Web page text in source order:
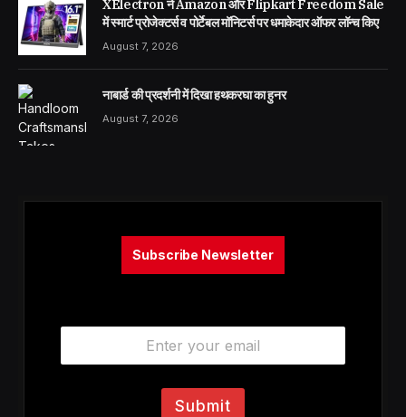
XElectron ने Amazon और Flipkart Freedom Sale
में स्मार्ट प्रोजेक्टर्स व पोर्टेबल मॉनिटर्स पर धमाकेदार ऑफर लॉन्च किए
August 7, 2026
नाबार्ड की प्रदर्शनी में दिखा हथकरघा का हुनर
August 7, 2026
Subscribe Newsletter
E
a
Submit